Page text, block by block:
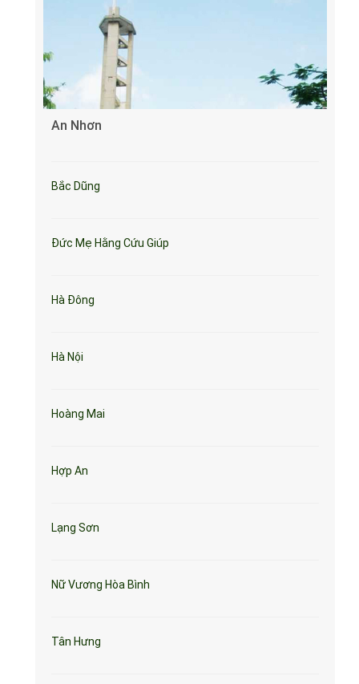
An Nhơn
Bắc Dũng
Đức Mẹ Hằng Cứu Giúp
Hà Đông
Hà Nội
Hoàng Mai
Hợp An
Lạng Sơn
Nữ Vương Hòa Bình
Tân Hưng